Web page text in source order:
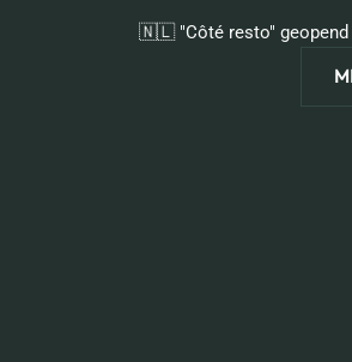
🇳🇱 "Côté resto" geopend